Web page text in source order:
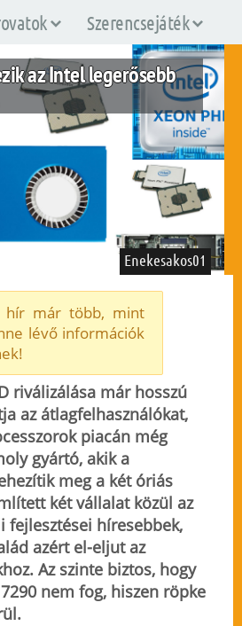
Szerencsejáték
az Intel legerősebb
Enekesakos01
hír már több, mint
lévő információk
riválizálása már hosszú
az átlagfelhasználókat,
piacán még
gyártó, akik a
meg a két óriás
két vállalat közül az
fejlesztései híresebbek,
azért el-eljut az
Az szinte biztos, hogy
nem fog, hiszen röpke